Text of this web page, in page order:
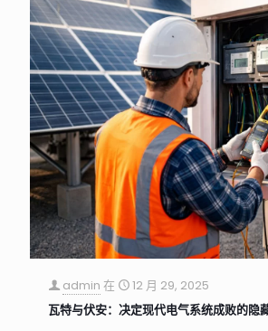
admin 在
12 月 29, 2025
瓦特与伏安：决定现代电气系统成败的隐